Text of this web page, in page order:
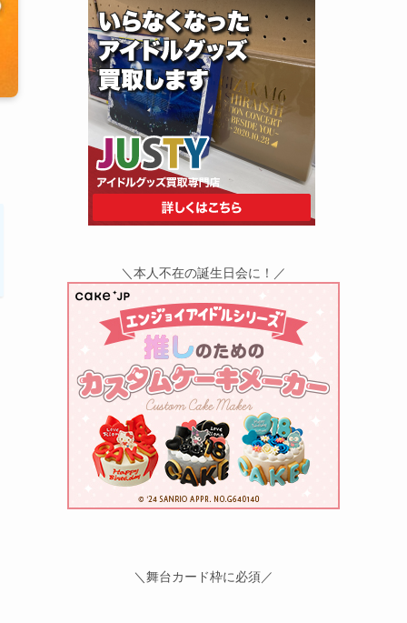
＼本人不在の誕生日会に！／
＼舞台カード枠に必須／